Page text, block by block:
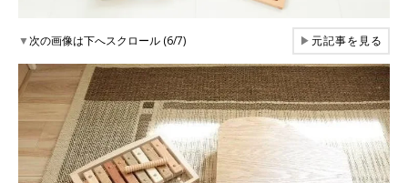
▼次の画像は下へスクロール (6/7) ▶元記事を見る